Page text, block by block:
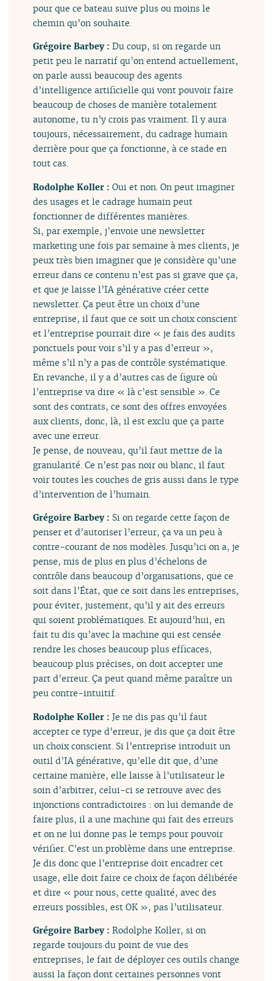
pour que ce bateau suive plus ou moins le
chemin qu’on souhaite.
Grégoire Barbey :Du coup, si on regarde un
petit peu le narratif qu’on entend actuellement,
on parle aussi beaucoup des agents
d’intelligence artificielle qui vont pouvoir faire
beaucoup de choses de manière totalement
autonome, tu n’y crois pas vraiment. Il y aura
toujours, nécessairement, du cadrage humain
derrière pour que ça fonctionne, à ce stade en
tout cas.
Rodolphe Koller :Oui et non. On peut imaginer
des usages et le cadrage humain peut
fonctionner de différentes manières.
Si, par exemple, j’envoie une newsletter
marketing une fois par semaine à mes clients, je
peux très bien imaginer que je considère qu’une
erreur dans ce contenu n’est pas si grave que ça,
et que je laisse l’IA générative créer cette
newsletter. Ça peut être un choix d’une
entreprise, il faut que ce soit un choix conscient
et l’entreprise pourrait dire « je fais des audits
ponctuels pour voir s’il y a pas d’erreur »,
même s’il n’y a pas de contrôle systématique.
En revanche, il y a d’autres cas de figure où
l’entreprise va dire « là c’est sensible ». Ce
sont des contrats, ce sont des offres envoyées
aux clients, donc, là, il est exclu que ça parte
avec une erreur.
Je pense, de nouveau, qu’il faut mettre de la
granularité. Ce n’est pas noir ou blanc, il faut
voir toutes les couches de gris aussi dans le type
d’intervention de l’humain.
Grégoire Barbey : Si on regarde cette façon de
penser et d’autoriser l’erreur, ça va un peu à
contre-courant de nos modèles. Jusqu’ici on a, je
pense, mis de plus en plus d’échelons de
contrôle dans beaucoup d’organisations, que ce
soit dans l’État, que ce soit dans les entreprises,
pour éviter, justement, qu’il y ait des erreurs
qui soient problématiques. Et aujourd’hui, en
fait tu dis qu’avec la machine qui est censée
rendre les choses beaucoup plus efficaces,
beaucoup plus précises, on doit accepter une
part d’erreur. Ça peut quand même paraître un
peu contre-intuitif.
Rodolphe Koller :Je ne dis pas qu’il faut
accepter ce type d’erreur, je dis que ça doit être
un choix conscient. Si l’entreprise introduit un
outil d’IA générative, qu’elle dit que, d’une
certaine manière, elle laisse à l’utilisateur le
soin d’arbitrer, celui-ci se retrouve avec des
injonctions contradictoires : on lui demande de
faire plus, il a une machine qui fait des erreurs
et on ne lui donne pas le temps pour pouvoir
vérifier. C’est un problème dans une entreprise.
Je dis donc que l’entreprise doit encadrer cet
usage, elle doit faire ce choix de façon délibérée
et dire « pour nous, cette qualité, avec des
erreurs possibles, est OK », pas l’utilisateur.
Grégoire Barbey :Rodolphe Koller, si on
regarde toujours du point de vue des
entreprises, le fait de déployer ces outils change
aussi la façon dont certaines personnes vont